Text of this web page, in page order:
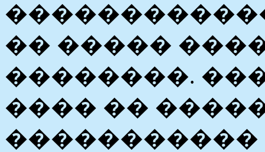
�� �����
��������.
���� ��
�����������